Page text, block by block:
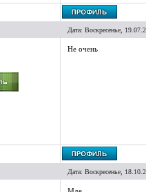
Дата: Воскресенье,
Не очень
Дата: Воскресенье,